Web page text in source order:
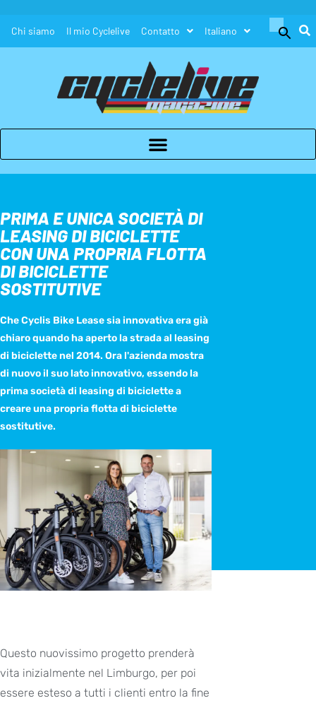
Chi siamo Il mio Cyclelive Contatto Italiano
Search
Search Button
PRIMA E UNICA SOCIETÀ DI
LEASING DI BICICLETTE
CON UNA PROPRIA FLOTTA
DI BICICLETTE
SOSTITUTIVE
Che Cyclis Bike Lease sia innovativa era già
chiaro quando ha aperto la strada al leasing
di biciclette nel 2014. Ora l'azienda mostra
di nuovo il suo lato innovativo, essendo la
prima società di leasing di biciclette a
creare una propria flotta di biciclette
sostitutive.
Questo nuovissimo progetto prenderà
vita inizialmente nel Limburgo, per poi
essere esteso a tutti i clienti entro la fine